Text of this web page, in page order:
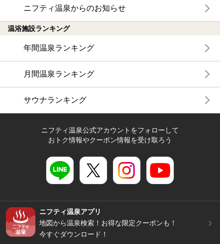
ニフティ温泉からのお知らせ
温浴施設ランキング
年間温泉ランキング
月間温泉ランキング
サウナランキング
ニフティ温泉公式アカウントをフォローして
おトク情報やクーポン情報を受け取ろう
ニフティ温泉アプリ
地図から温泉検索！お得な限定クーポンも！
今すぐダウンロード！